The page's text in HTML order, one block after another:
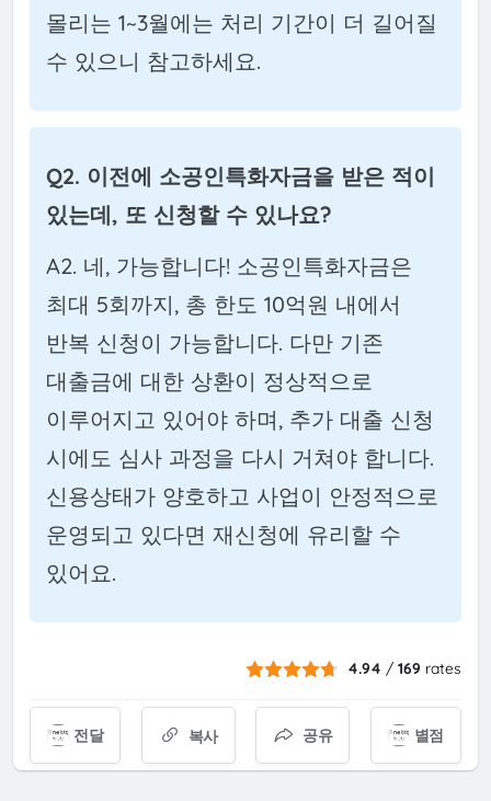
몰리는 1~3월에는 처리 기간이 더 길어질
수 있으니 참고하세요.
Q2. 이전에 소공인특화자금을 받은 적이
있는데, 또 신청할 수 있나요?
A2. 네, 가능합니다! 소공인특화자금은
최대 5회까지, 총 한도 10억원 내에서
반복 신청이 가능합니다. 다만 기존
대출금에 대한 상환이 정상적으로
이루어지고 있어야 하며, 추가 대출 신청
시에도 심사 과정을 다시 거쳐야 합니다.
신용상태가 양호하고 사업이 안정적으로
운영되고 있다면 재신청에 유리할 수
있어요.
4.94 / 169 rates
전달 복사 공유 별점